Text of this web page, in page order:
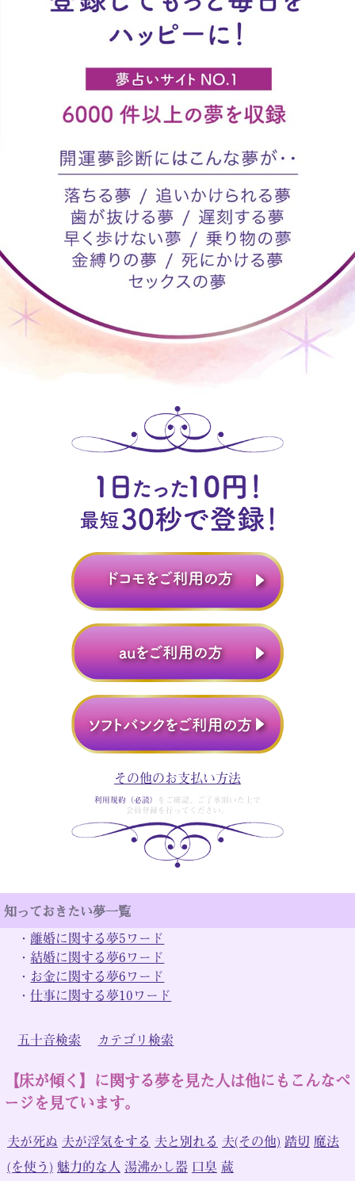
その他のお支払い方法
利用規約（必読）
をご確認、ご了承頂いた上で
会員登録を行ってください。
知っておきたい夢一覧
・ 離婚に関する夢5ワード
・ 結婚に関する夢6ワード
・ お金に関する夢6ワード
・仕事に関する夢10ワード
五十音検索 カテゴリ検索
【床が傾く】に関する夢を見た人は他にもこんなペ
ージを見ています。
夫が死ぬ 夫が浮気をする 夫と別れる 夫(その他) 踏切 魔法
(を使う) 魅力的な人 湯沸かし器 口臭 蔵